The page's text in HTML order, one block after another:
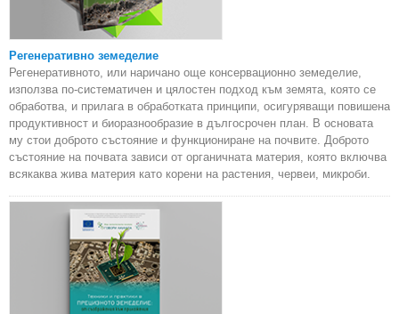
Регенеративно земеделие
Регенеративното, или наричано още консервационно земеделие,
използва по-систематичен и цялостен подход към земята, която се
обработва, и прилага в обработката принципи, осигуряващи повишена
продуктивност и биоразнообразие в дългосрочен план. В основата
му стои доброто състояние и функциониране на почвите. Доброто
състояние на почвата зависи от органичната материя, която включва
всякаква жива материя като корени на растения, червеи, микроби.